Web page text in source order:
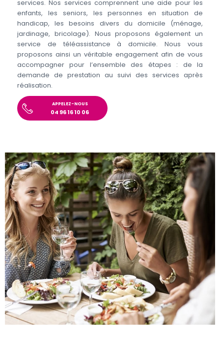
services. Nos services comprennent une aide pour les
enfants, les seniors, les personnes en situation de
handicap, les besoins divers du domicile (ménage,
jardinage, bricolage). Nous proposons également un
service de téléassistance à domicile. Nous vous
proposons ainsi un véritable engagement afin de vous
accompagner pour l’ensemble des étapes : de la
demande de prestation au suivi des services après
réalisation.
APPELEZ-NOUS
04 96 16 10 06